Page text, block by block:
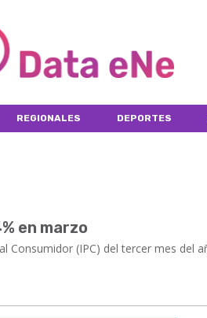
REGIONALES DEPORTES
en marzo
Consumidor (IPC) del tercer mes del